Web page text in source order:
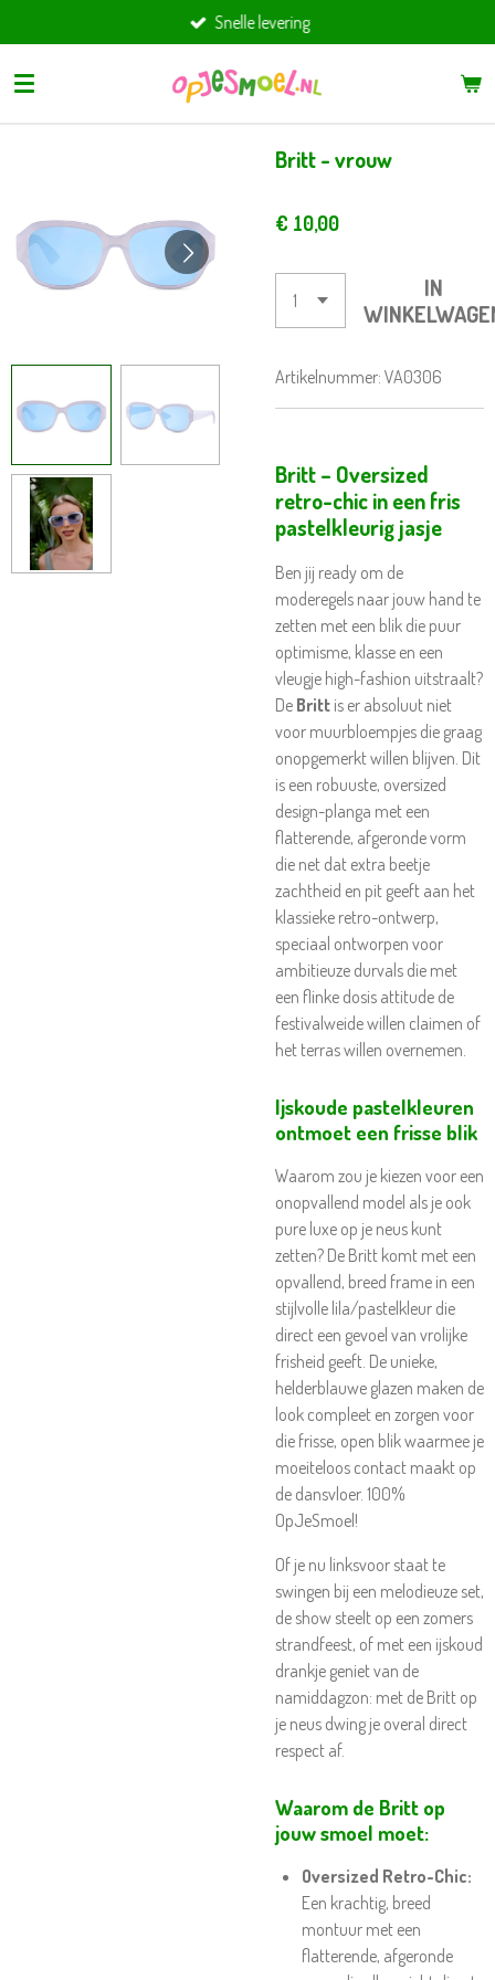
direct
naar
Snelle levering
Britt - vrouw
€ 10,00
IN
Artikelnummer: VA0306
Britt – Oversized
retro-chic in een fris
pastelkleurig jasje
Ben jij ready om de
moderegels naar jouw hand te
zetten met een blik die puur
optimisme, klasse en een
vleugje high-fashion uitstraalt?
De Britt is er absoluut niet
voor muurbloempjes die graag
onopgemerkt willen blijven. Dit
is een robuuste, oversized
design-planga met een
flatterende, afgeronde vorm
die net dat extra beetje
zachtheid en pit geeft aan het
klassieke retro-ontwerp,
speciaal ontworpen voor
ambitieuze durvals die met
een flinke dosis attitude de
festivalweide willen claimen of
het terras willen overnemen.
Ijskoude pastelkleuren
ontmoet een frisse blik
Waarom zou je kiezen voor een
onopvallend model als je ook
pure luxe op je neus kunt
zetten? De Britt komt met een
opvallend, breed frame in een
stijlvolle lila/pastelkleur die
direct een gevoel van vrolijke
frisheid geeft. De unieke,
helderblauwe glazen maken de
look compleet en zorgen voor
die frisse, open blik waarmee je
moeiteloos contact maakt op
de dansvloer. 100%
OpJeSmoel!
Of je nu linksvoor staat te
swingen bij een melodieuze set,
de show steelt op een zomers
strandfeest, of met een ijskoud
drankje geniet van de
namiddagzon: met de Britt op
je neus dwing je overal direct
respect af.
Waarom de Britt op
jouw smoel moet:
Oversized Retro-Chic:
Een krachtig, breed
montuur met een
flatterende, afgeronde